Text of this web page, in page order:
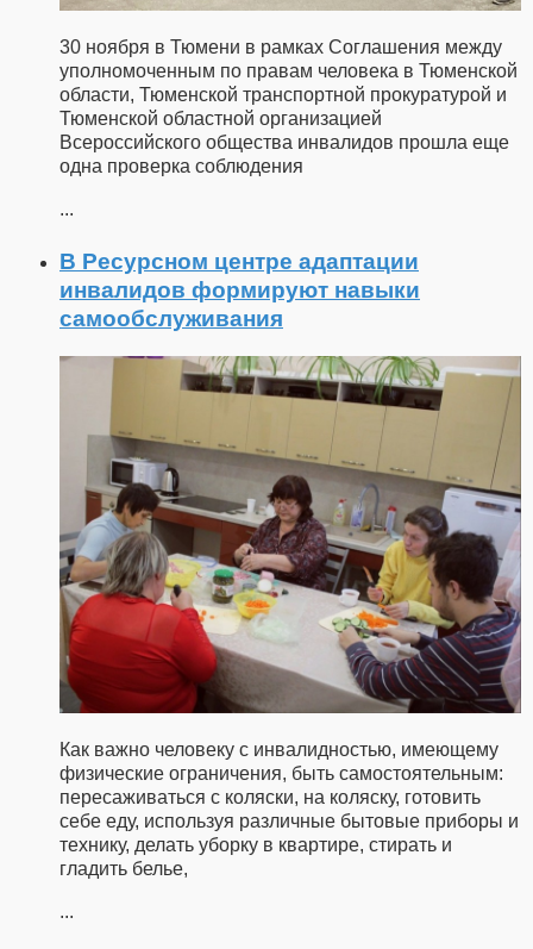
30 ноября в Тюмени в рамках Соглашения между
уполномоченным по правам человека в Тюменской
области, Тюменской транспортной прокуратурой и
Тюменской областной организацией
Всероссийского общества инвалидов прошла еще
одна проверка соблюдения
...
В Ресурсном центре адаптации
инвалидов формируют навыки
самообслуживания
Как важно человеку с инвалидностью, имеющему
физические ограничения, быть самостоятельным:
пересаживаться с коляски, на коляску, готовить
себе еду, используя различные бытовые приборы и
технику, делать уборку в квартире, стирать и
гладить белье,
...